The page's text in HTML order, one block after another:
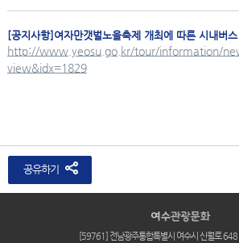
[공지사항]여자만갯벌노을축제 개최에 따른 시내버
http://www.yeosu.go.kr/tour/information/
view&idx=1829
공유하기
[59761] 전남광주통합특별시 여수시 신월로 648